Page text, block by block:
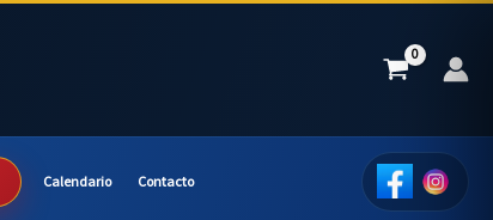
Calendario Contacto